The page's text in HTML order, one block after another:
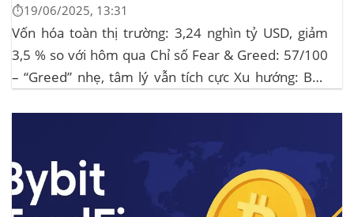
⏱️19/06/2025, 13:31
Vốn hóa toàn thị trường: 3,24 nghìn tỷ USD, giảm
3,5 % so với hôm qua Chỉ số Fear & Greed: 57/100
– “Greed” nhẹ, tâm lý vẫn tích cực Xu hướng: BTC